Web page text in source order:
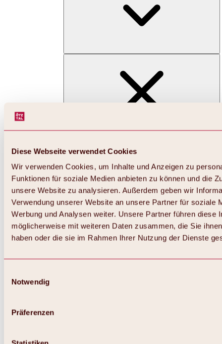
Diese Webseite verwendet Cookies
Wir verwenden Cookies, um Inhalte und Anzeigen zu
Funktionen für soziale Medien anbieten zu können und die
unsere Website zu analysieren. Außerdem geben wir
Verwendung unserer Website an unsere Partner für soziale
Werbung und Analysen weiter. Unsere Partner führen diese
möglicherweise mit weiteren Daten zusammen, die Sie
haben oder die sie im Rahmen Ihrer Nutzung der Dienste
Notwendig
Präferenzen